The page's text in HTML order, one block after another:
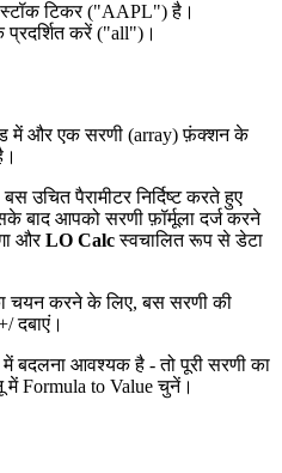
टिकर("AAPL")है।
करें("all") ।
में और एक सरणी (array) फ़ंक्शन के
उचित पैरामीटर निर्दिष्ट करते हुए
बाद आपको सरणी फ़ॉर्मूला दर्ज करने
औरLO Calcस्वचालित रूप से डेटा
चयन करने के लिए, बस सरणी की
/दबाएं।
में बदलना आवश्यक है - तो पूरी सरणी का
मेंFormula to Valueचुनें।